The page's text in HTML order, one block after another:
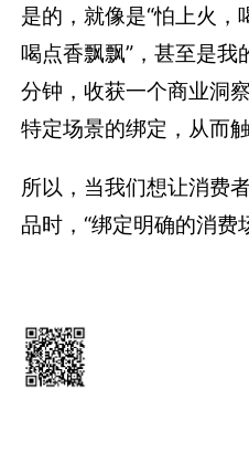
是的，就像是“怕上火，
喝点香飘飘”，甚至是
分钟，收获一个商业洞
特定场景的绑定，从而
所以，当我们想让消费
品时，“绑定明确的消费